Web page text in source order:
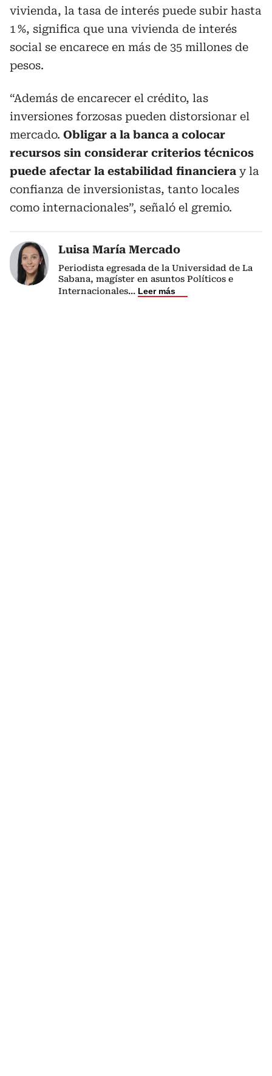
vivienda, la tasa de interés puede subir hasta
1 %, significa que una vivienda de interés
social se encarece en más de 35 millones de
pesos.
“Además de encarecer el crédito, las
inversiones forzosas pueden distorsionar el
mercado. Obligar a la banca a colocar
recursos sin considerar criterios técnicos
puede afectar la estabilidad financiera y la
confianza de inversionistas, tanto locales
como internacionales”, señaló el gremio.
Luisa María Mercado
Periodista egresada de la Universidad de La
Sabana, magíster en asuntos Políticos e
Internacionales... Leer más